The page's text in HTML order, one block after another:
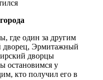
где один за другим
дворец, Эрмитажный
дворцы
остановимся у
кто получил его в